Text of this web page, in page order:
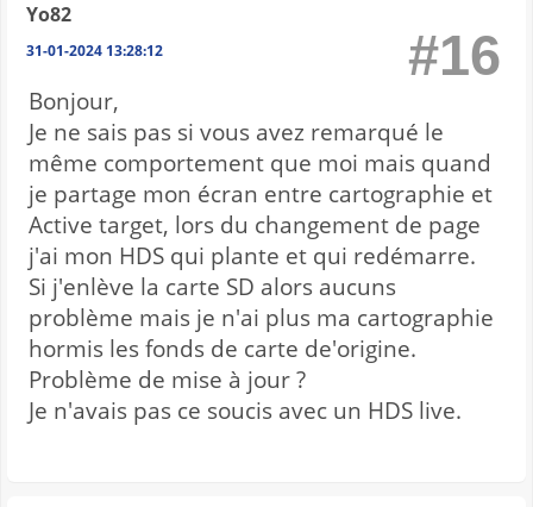
Yo82
31-01-2024 13:28:12 #16
Bonjour,
Je ne sais pas si vous avez remarqué le
même comportement que moi mais quand
je partage mon écran entre cartographie et
Active target, lors du changement de page
j'ai mon HDS qui plante et qui redémarre.
Si j'enlève la carte SD alors aucuns
problème mais je n'ai plus ma cartographie
hormis les fonds de carte de'origine.
Problème de mise à jour ?
Je n'avais pas ce soucis avec un HDS live.